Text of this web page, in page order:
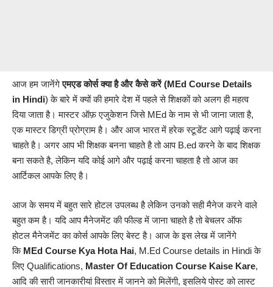
आज हम जानेंगेएमएड कोर्सक्या है और कैसे करें(MEd Course Details
in Hindi) के बारे में क्यों की हमारे देश में पहले से शिक्षकों को अलग ही महत्व
दिया जाता है। मास्टर ऑफ़ एजुकेशन जिसे MEd के नाम से भी जाना जाता है,
एक मास्टर डिग्री प्रोग्राम है। और आज भारत में हरेक स्टूडेंट आगे पढ़ाई करना
चाहते है। अगर आप भी शिक्षक बनना चाहते है तो आप B.edकरने के बाद शिक्षक
बना सकते है, लेकिन यदि कोई आगे और पढ़ाई करना चाहता है तो आज का
आर्टिकल आपके लिए है।
आज के समय में बहुत सारे होटल उपलब्ध है लेकिन उनको सही मैनेज करने वाले
बहुत कम है। यदि आप मैनेजमेंट की फील्ड में जाना चाहते है तो बेचलर ऑफ
होटल मैनेजमेंट का कोर्स आपके लिए बेस्ट है। आज के इस लेख में जानेंगे
कि MEd Course Kya Hota Hai, M.Ed Course details in Hindi के
लिए Qualifications, Master Of Education Course Kaise Kare,
आदि की सारी जानकारीयां विस्तार में जानने को मिलेंगी, इसलिये पोस्ट को लास्ट